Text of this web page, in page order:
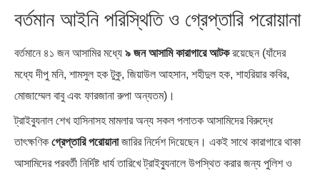
বর্তমান আইনি পরিস্থিতি ও গ্রেপ্তারি পরোয়ানা
বর্তমানে ৪১ জন আসামির মধ্যে ৯ জন আসামি কারাগারে আটকরয়েছেন (যাঁদের
মধ্যে দীপু মনি, শামসুল হক টুকু, জিয়াউল আহসান, শহীদুল হক, শাহরিয়ার কবির,
মোজাম্মেল বাবু এবং ফারজানা রুপা অন্যতম)।
ট্রাইব্যুনাল শেখ হাসিনাসহ মামলার অন্য সকল পলাতক আসামিদের বিরুদ্ধে
তাৎক্ষণিক গ্রেপ্তারি পরোয়ানাজারির নির্দেশ দিয়েছেন। একই সাথে কারাগারে থাকা
আসামিদের পরবর্তী নির্দিষ্ট ধার্য তারিখে ট্রাইব্যুনালে উপস্থিত করার জন্য পুলিশ ও